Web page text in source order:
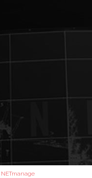
NETmanage